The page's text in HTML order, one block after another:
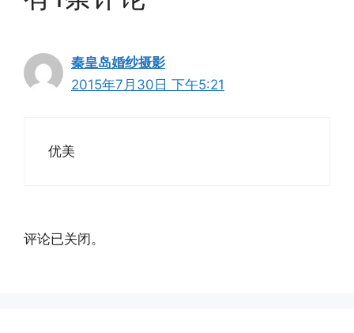
秦皇岛婚纱摄影
2015年7月30日 下午5:21
优美
评论已关闭。